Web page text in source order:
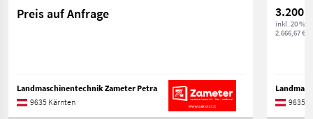
Preis auf Anfrage
Landmaschinentechnik Zameter Petra
9635 Kärnten
3.200 €
inkl. 20 %
2.666,67 €
9635